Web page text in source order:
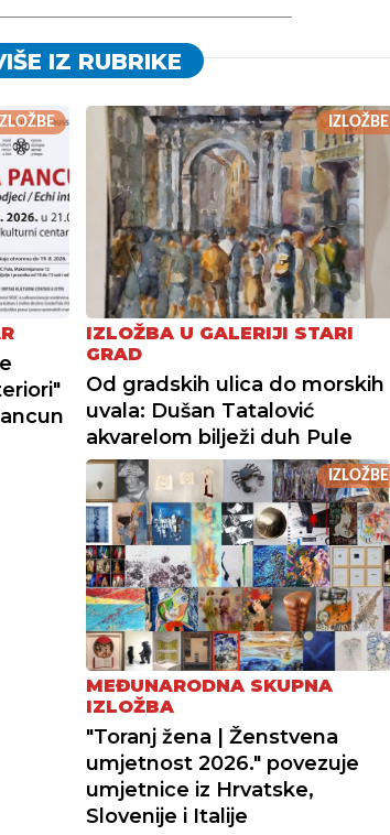
IZ RUBRIKE
IZLOŽBE
IZLOŽBA U GALERIJI STARI
GRAD
Od gradskih ulica do morskih
uvala: Dušan Tatalović
akvarelom bilježi duh Pule
IZLOŽBE
MEĐUNARODNA SKUPNA
IZLOŽBA
"Toranj žena | Ženstvena
umjetnost 2026." povezuje
umjetnice iz Hrvatske,
Slovenije i Italije